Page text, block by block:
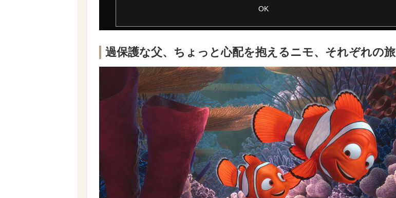
過保護な父、ちょっと心配を抱えるニモ、それぞれの旅